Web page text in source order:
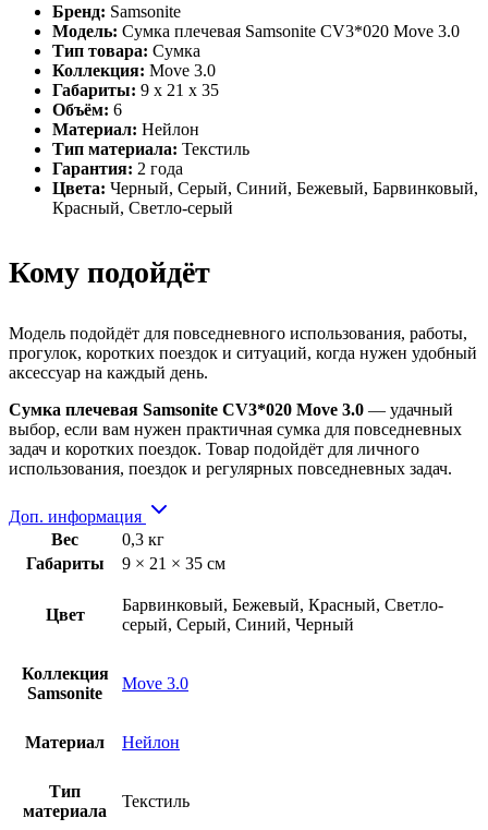
Бренд: Samsonite
Модель: Сумка плечевая Samsonite CV3*020 Move 3.0
Тип товара: Сумка
Коллекция: Move 3.0
Габариты: 9 x 21 x 35
Объём: 6
Материал: Нейлон
Тип материала: Текстиль
Гарантия: 2 года
Цвета: Черный, Серый, Синий, Бежевый, Барвинковый,
Красный, Светло-серый
Кому подойдёт
Модель подойдёт для повседневного использования, работы,
прогулок, коротких поездок и ситуаций, когда нужен удобный
аксессуар на каждый день.
Сумка плечевая Samsonite CV3*020 Move 3.0 — удачный
выбор, если вам нужен практичная сумка для повседневных
задач и коротких поездок. Товар подойдёт для личного
использования, поездок и регулярных повседневных задач.
Доп. информация
Вес
0,3 кг
Габариты
9 × 21 × 35 см
Цвет
Барвинковый, Бежевый, Красный, Светло-
серый, Серый, Синий, Черный
Коллекция
Samsonite
Move 3.0
Материал Нейлон
Тип
материала
Текстиль